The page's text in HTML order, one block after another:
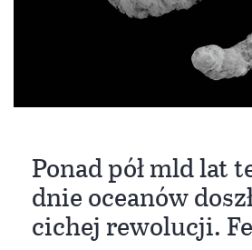
Ponad pół mld lat
dnie oceanów
cichej rewolucji.